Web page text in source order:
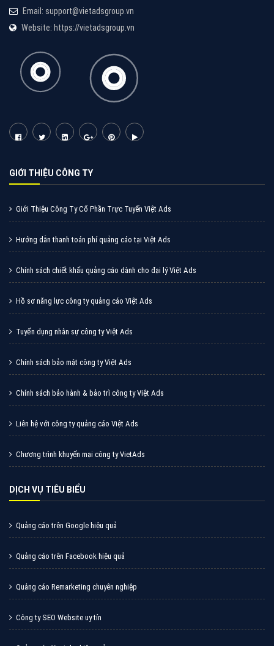
Email: support@vietadsgroup.vn
Website: https://vietadsgroup.vn
GIỚI THIỆU CÔNG TY
Giới Thiệu Công Ty Cổ Phần Trực Tuyến Việt Ads
Hướng dẫn thanh toán phí quảng cáo tại Việt Ads
Chính sách chiết khấu quảng cáo dành cho đại lý Việt Ads
Hồ sơ năng lực công ty quảng cáo Việt Ads
Tuyển dụng nhân sự công ty Việt Ads
Chính sách bảo mật công ty Việt Ads
Chính sách bảo hành & bảo trì công ty Việt Ads
Liên hệ với công ty quảng cáo Việt Ads
Chương trình khuyến mại công ty VietAds
DỊCH VỤ TIÊU BIỂU
Quảng cáo trên Google hiệu quả
Quảng cáo trên Facebook hiệu quả
Quảng cáo Remarketing chuyên nghiệp
Công ty SEO Website uy tín